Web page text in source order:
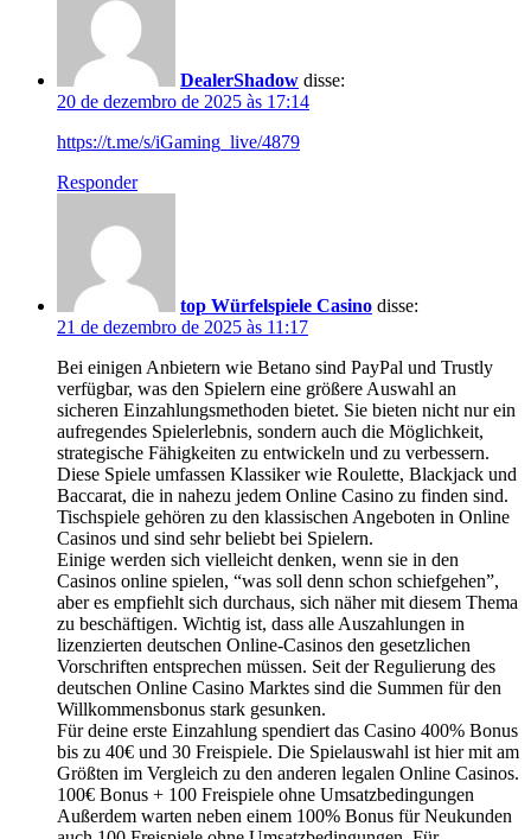
DealerShadow disse:
20 de dezembro de 2025 às 17:14
https://t.me/s/iGaming_live/4879
Responder
top Würfelspiele Casino disse:
21 de dezembro de 2025 às 11:17
Bei einigen Anbietern wie Betano sind PayPal und Trustly
verfügbar, was den Spielern eine größere Auswahl an
sicheren Einzahlungsmethoden bietet. Sie bieten nicht nur ein
aufregendes Spielerlebnis, sondern auch die Möglichkeit,
strategische Fähigkeiten zu entwickeln und zu verbessern.
Diese Spiele umfassen Klassiker wie Roulette, Blackjack und
Baccarat, die in nahezu jedem Online Casino zu finden sind.
Tischspiele gehören zu den klassischen Angeboten in Online
Casinos und sind sehr beliebt bei Spielern.
Einige werden sich vielleicht denken, wenn sie in den
Casinos online spielen, “was soll denn schon schiefgehen”,
aber es empfiehlt sich durchaus, sich näher mit diesem Thema
zu beschäftigen. Wichtig ist, dass alle Auszahlungen in
lizenzierten deutschen Online-Casinos den gesetzlichen
Vorschriften entsprechen müssen. Seit der Regulierung des
deutschen Online Casino Marktes sind die Summen für den
Willkommensbonus stark gesunken.
Für deine erste Einzahlung spendiert das Casino 400% Bonus
bis zu 40€ und 30 Freispiele. Die Spielauswahl ist hier mit am
Größten im Vergleich zu den anderen legalen Online Casinos.
100€ Bonus + 100 Freispiele ohne Umsatzbedingungen
Außerdem warten neben einem 100% Bonus für Neukunden